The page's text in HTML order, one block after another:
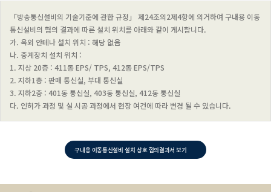
「방송통신설비의 기술기준에 관한 규정」 제24조의2제4항에 의거하여 구내용 이동
통신설비의 협의 결과에 따른 설치 위치를 아래와 같이 게시합니다.
가. 옥외 안테나 설치 위치 : 해당 없음
나. 중계장치 설치 위치 :
1. 지상 20층 : 411동 EPS/ TPS, 412동 EPS/TPS
2. 지하1층 : 판매 통신실, 부대 통신실
3. 지하2층 : 401동 통신실, 403동 통신실, 412동 통신실
다. 인허가 과정 및 실 시공 과정에서 현장 여건에 따라 변경 될 수 있습니다.
구내용 이동통신설비 설치 상호 협의결과서 보기